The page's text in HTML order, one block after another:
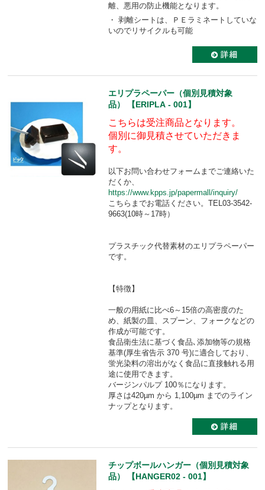
離、悪用の防止機能となります。
・ 剥離シートは、ＰＥラミネートしていな
いのでリサイクルも可能
エリプラペーパー（個別見積対象
品） 【ERIPLA - 001】
こちらは受注商品となります。
個別に御見積させていただきま
す。
以下お問い合わせフォームまでご連絡いた
だくか、
https://www.kpps.jp/papermall/inquiry/
こちらまでお電話ください。TEL03-3542-
9663(10時～17時）
プラスチック代替素材のエリプラペーパー
です。
【特徴】
一般の用紙に比べ6～15倍の高密度のた
め、紙製の皿、スプーン、フォークなどの
作成が可能です。
食品衛生法に基づく食品､添加物等の規格
基準(厚生省告示 370 号)に適合しており、
蛍光染料の溶出がなく食品に直接触れる用
途に使用できます。
バージンパルプ 100％になります。
厚さは420µm から 1,100µm までのライン
ナップとなります。
チップボールハンガー（個別見積対象
品） 【HANGER02 - 001】